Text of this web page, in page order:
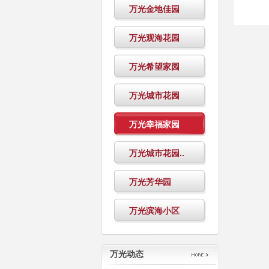
万光金地佳园
万光观海花园
万光希望家园
万光城市花园
万光幸福家园
万光城市花园..
万光芳华园
万光滨海小区
万光动态